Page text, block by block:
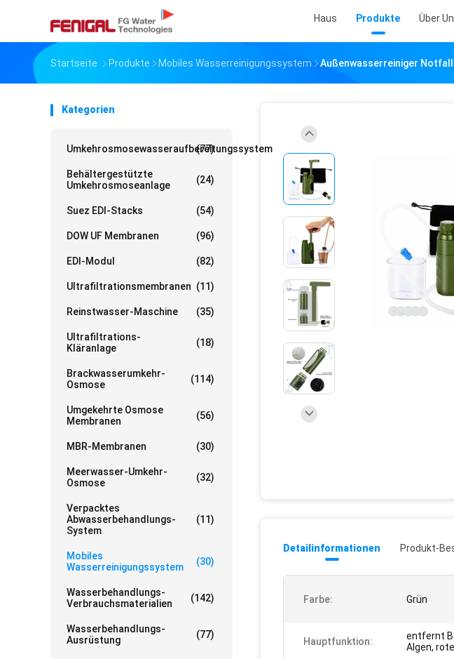
Haus Produkte Über
Startseite Produkte Mobiles Wasserreinigungssystem Außenwasserreiniger
Kategorien
Umkehrosmosewasseraufbereitungssystem
(77)
Behältergestützte
Umkehrosmoseanlage
(24)
Suez EDI-Stacks (54)
DOW UF Membranen (96)
EDI-Modul (82)
Ultrafiltrationsmembranen (11)
Reinstwasser-Maschine (35)
Ultrafiltrations-
Kläranlage
(18)
Brackwasserumkehr-
Osmose
(114)
Umgekehrte Osmose
Membranen
(56)
MBR-Membranen (30)
Meerwasser-Umkehr-
Osmose
(32)
Verpacktes
Abwasserbehandlungs-
System
(11)
Mobiles
Wasserreinigungssystem
(30)
Wasserbehandlungs-
Verbrauchsmaterialien
(142)
Wasserbehandlungs-
Ausrüstung
(77)
Detailinformationen Produkt-
Farbe: Grün
Hauptfunktion:
entfernt
Algen,